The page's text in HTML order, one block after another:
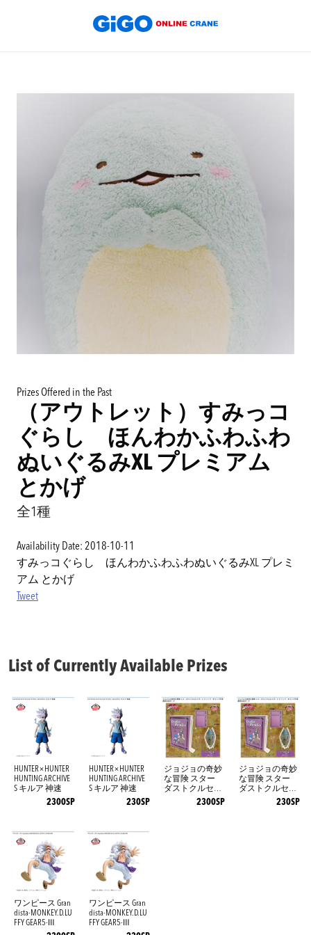
Prizes Offered in the Past
（アウトレット）すみっコ
ぐらし ほんわかふわふわ
ぬいぐるみXL プレミアム
とかげ
全1種
Availability Date: 2018-10-11
すみっコぐらし ほんわかふわふわぬいぐるみXL プレミ
アム とかげ
Tweet
List of Currently Available Prizes
HUNTER×HUNTER
HUNTING ARCHIVE
S キルア 神速
2300SP
HUNTER×HUNTER
HUNTING ARCHIVE
S キルア 神速
230SP
ジョジョの奇妙
な冒険 スター
ダストクルセイ
ダース オイン
2300SP
ジョジョの奇妙
な冒険 スター
ダストクルセイ
ダース オイン
230SP
ワンピース Gran
dista-MONKEY.D.LU
FFY GEAR5-Ⅲ
ワンピース Gran
dista-MONKEY.D.LU
FFY GEAR5-Ⅲ